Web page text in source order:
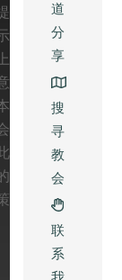
道
分
享
搜
寻
教
会
联
系